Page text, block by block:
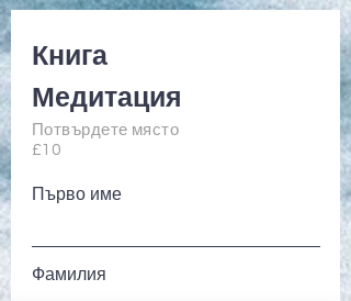
Книга
Медитация
Потвърдете място
£10
Първо име
Фамилия